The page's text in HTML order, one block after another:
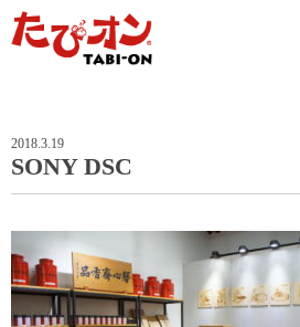
2018.3.19
SONY DSC